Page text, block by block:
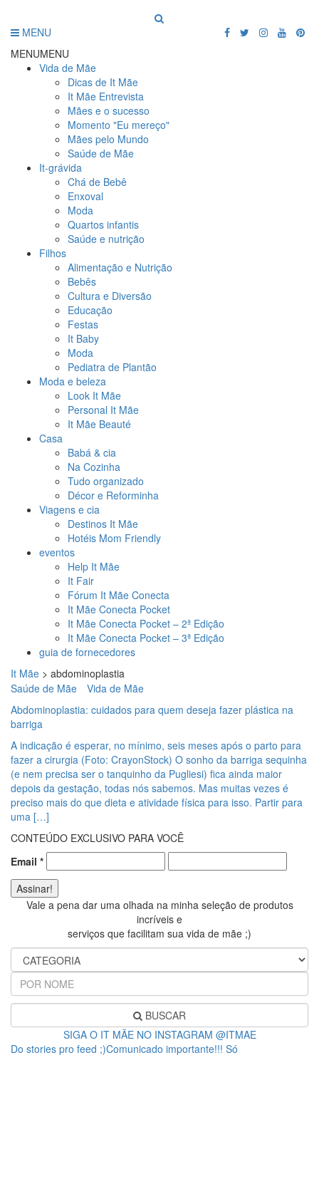
MENU
MENUMENU
Vida de Mãe
Dicas de It Mãe
It Mãe Entrevista
Mães e o sucesso
Momento "Eu mereço"
Mães pelo Mundo
Saúde de Mãe
It-grávida
Chá de Bebê
Enxoval
Moda
Quartos infantis
Saúde e nutrição
Filhos
Alimentação e Nutrição
Bebês
Cultura e Diversão
Educação
Festas
It Baby
Moda
Pediatra de Plantão
Moda e beleza
Look It Mãe
Personal It Mãe
It Mãe Beauté
Casa
Babá & cia
Na Cozinha
Tudo organizado
Décor e Reforminha
Viagens e cia
Destinos It Mãe
Hotéis Mom Friendly
eventos
Help It Mãe
It Fair
Fórum It Mãe Conecta
It Mãe Conecta Pocket
It Mãe Conecta Pocket – 2ª Edição
It Mãe Conecta Pocket – 3ª Edição
guia de fornecedores
It Mãe > abdominoplastia
Saúde de Mãe
Vida de Mãe
Abdominoplastia: cuidados para quem deseja fazer plástica na
barriga
A indicação é esperar, no mínimo, seis meses após o parto para
fazer a cirurgia (Foto: CrayonStock) O sonho da barriga sequinha
(e nem precisa ser o tanquinho da Pugliesi) fica ainda maior
depois da gestação, todas nós sabemos. Mas muitas vezes é
preciso mais do que dieta e atividade física para isso. Partir para
uma […]
CONTEÚDO EXCLUSIVO PARA VOCÊ
Email *
Vale a pena dar uma olhada na minha seleção de produtos
incríveis e
serviços que facilitam sua vida de mãe ;)
BUSCAR
SIGA O IT MÃE NO INSTAGRAM @ITMAE
Do stories pro feed ;)Comunicado importante!!! Só